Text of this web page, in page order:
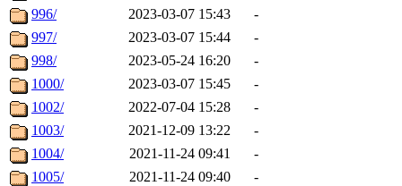
996/
2023-03-07 15:43
-
997/
2023-03-07 15:44
-
998/
2023-05-24 16:20
-
1000/
2023-03-07 15:45
-
1002/
2022-07-04 15:28
-
1003/
2021-12-09 13:22
-
1004/
2021-11-24 09:41
-
1005/
2021-11-24 09:40
-